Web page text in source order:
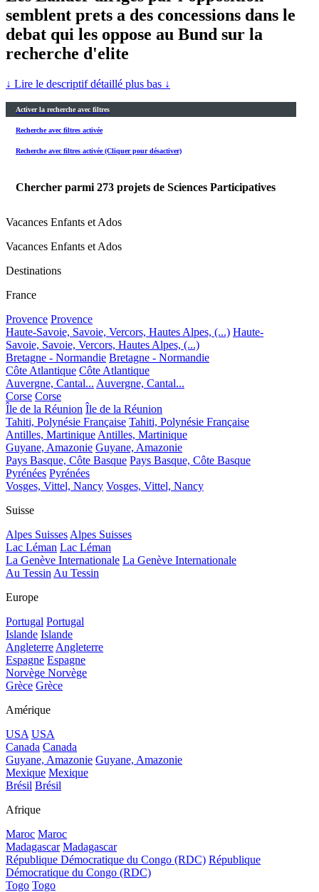
semblent prets a des concessions dans le
debat qui les oppose au Bund sur la
recherche d'elite
↓ Lire le descriptif détaillé plus bas ↓
Activer la recherche avec filtres
Recherche avec filtres activée
Recherche avec filtres activée (Cliquer pour désactiver)
Chercher parmi 273 projets de Sciences Participatives
Vacances Enfants et Ados
Vacances Enfants et Ados
Destinations
France
Provence Provence
Haute-Savoie, Savoie, Vercors, Hautes Alpes, (...) Haute-
Savoie, Savoie, Vercors, Hautes Alpes, (...)
Bretagne - Normandie Bretagne - Normandie
Côte Atlantique Côte Atlantique
Auvergne, Cantal... Auvergne, Cantal...
Corse Corse
Île de la Réunion Île de la Réunion
Tahiti, Polynésie Française Tahiti, Polynésie Française
Antilles, Martinique Antilles, Martinique
Guyane, Amazonie Guyane, Amazonie
Pays Basque, Côte Basque Pays Basque, Côte Basque
Pyrénées Pyrénées
Vosges, Vittel, Nancy Vosges, Vittel, Nancy
Suisse
Alpes Suisses Alpes Suisses
Lac Léman Lac Léman
La Genève Internationale La Genève Internationale
Au Tessin Au Tessin
Europe
Portugal Portugal
Islande Islande
Angleterre Angleterre
Espagne Espagne
Norvège Norvège
Grèce Grèce
Amérique
USA USA
Canada Canada
Guyane, Amazonie Guyane, Amazonie
Mexique Mexique
Brésil Brésil
Afrique
Maroc Maroc
Madagascar Madagascar
République Démocratique du Congo (RDC) République
Démocratique du Congo (RDC)
Togo Togo